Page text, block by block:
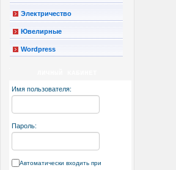
Электричество
Ювелирные
Wordpress
Имя пользователя:
Пароль:
Автоматически входить при